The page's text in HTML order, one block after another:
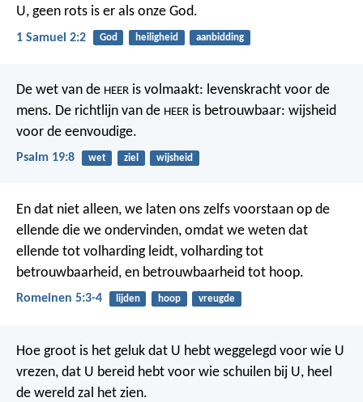
U, geen rots is er als onze God.
1 Samuel 2:2 God heiligheid aanbidding
De wet van de HEER is volmaakt: levenskracht voor de
mens. De richtlijn van de HEER is betrouwbaar: wijsheid
voor de eenvoudige.
Psalm 19:8 wet ziel wijsheid
En dat niet alleen, we laten ons zelfs voorstaan op de
ellende die we ondervinden, omdat we weten dat
ellende tot volharding leidt, volharding tot
betrouwbaarheid, en betrouwbaarheid tot hoop.
Romeinen 5:3-4 lijden hoop vreugde
Hoe groot is het geluk dat U hebt weggelegd voor wie U
vrezen, dat U bereid hebt voor wie schuilen bij U, heel
de wereld zal het zien.